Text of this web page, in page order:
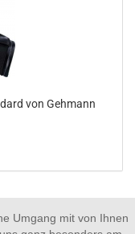
von Gehmann
Umgang mit von Ihnen